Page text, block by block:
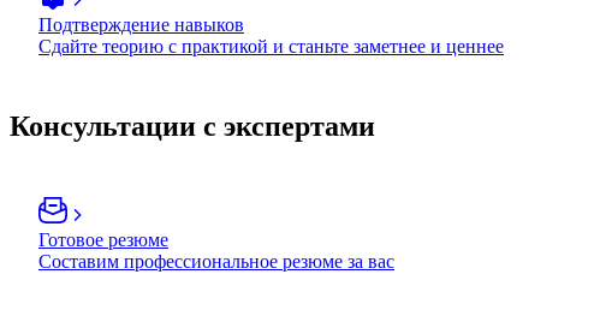
Подтверждение навыков
Сдайте теорию с практикой и станьте заметнее и ценнее
Консультации с экспертами
Готовое резюме
Составим профессиональное резюме за вас